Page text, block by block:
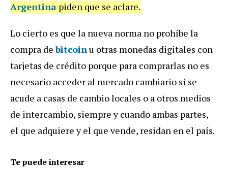
Argentina piden que se aclare.
Lo cierto es que la nueva norma no prohíbe la
compra debitcoinu otras monedas digitales con
tarjetas de crédito porque para comprarlas no es
necesario acceder al mercado cambiario si se
acude a casas de cambio locales o a otros medios
de intercambio, siempre y cuando ambas partes,
el que adquiere y el que vende, residan en el país.
Te puede interesar